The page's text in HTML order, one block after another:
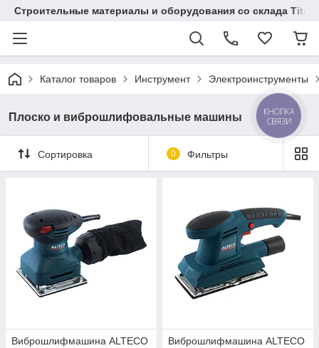
Строительные материалы и оборудования со склада
Каталог товаров Инструмент Электроинструменты
Плоско и виброшлифовальные машины
Сортировка 0 Фильтры
Виброшлифмашина ALTECO
Виброшлифмашина ALTECO
КНОПКА
СВЯЗИ